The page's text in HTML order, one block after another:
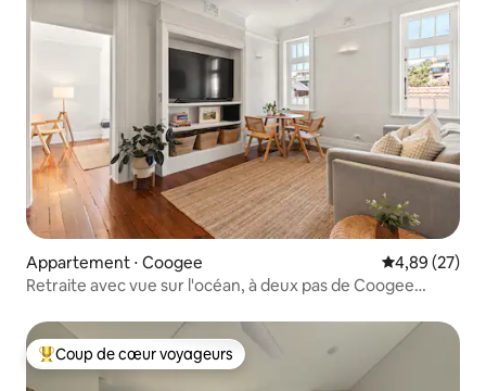
Appartement ⋅ Coogee Évaluation
4,89 (27)
Retraite avec vue sur l'océan, à deux pas de Coogee
Coups de cœur voyageurs les plus appréciés
Coup de cœur voyageurs